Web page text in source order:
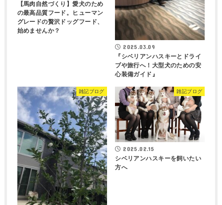
【馬肉自然づくり】愛犬のため
の最高品質フード。ヒューマン
グレードの贅沢ドッグフード、
始めませんか？
2025.03.09
『シベリアンハスキーとドライ
ブや旅行へ！大型犬のための安
心装備ガイド』
雑記ブログ 雑記ブログ
2025.02.15
シベリアンハスキーを飼いたい
方へ